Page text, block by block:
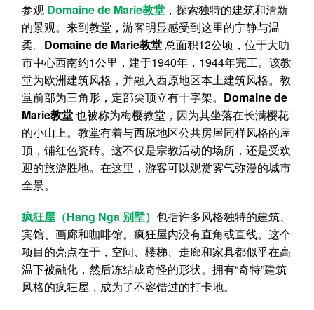
参观 Domaine de Marie教堂 ，探索独特的建筑和清新
的景观。来到教堂，游客明显感受到这里的宁静与温
柔。 Domaine de Marie教堂 总面积12公顷，位于大叻
市中心西南约1公里，建于1940年，1944年完工。该教
堂为欧洲建筑风格，并融入西原地区本土建筑风格。教
堂前部为三角形，定部尖顶立有十字架。 Domaine de
Marie教堂也被称为梅樱教堂，因为其坐落在长满樱花
的小山上。教堂有着与西原地区公共房屋同样风格的屋
顶，铺红色瓷砖。这不仅是宗教活动的场所，还是受欢
迎的旅游胜地。在这里，游客可以观赏雾气弥漫的城市
全景。
疯狂屋（Hang Nga别墅） 包括许多风格独特的建筑、
宾馆、画廊和咖啡馆。疯狂屋内没有直角或直线。这个
项目的亮点在于，空间、楼梯、走廊和家具都似乎在高
温下被融化，然后冻结成奇怪的形状。拥有“奇特”建筑
风格的疯狂屋，成为了不容错过的打卡地。